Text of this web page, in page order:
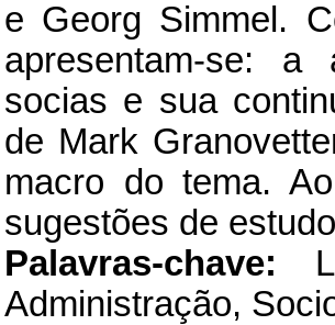
e Georg Simmel.
apresentam-se: a
socias e sua
de Mark
macro do tema.
sugestões de
Palavras-chave:
Administração,